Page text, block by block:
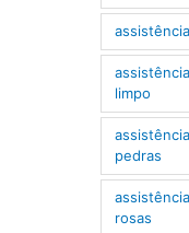
limpo
pedras
rosas